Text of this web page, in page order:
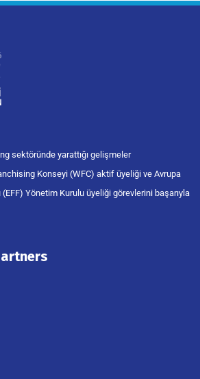
sektöründe yarattığı gelişmeler
Konseyi (WFC) aktif üyeliği ve Avrupa
Yönetim Kurulu üyeliği görevlerini başarıyla